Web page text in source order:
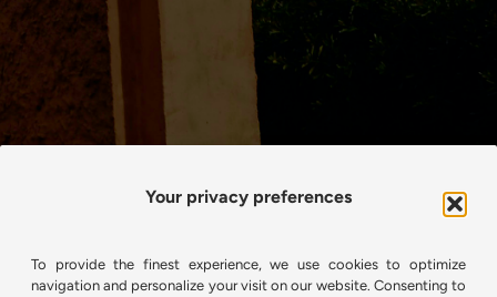
Your privacy preferences
To provide the finest experience, we use cookies to optimize
navigation and personalize your visit on our website. Consenting to